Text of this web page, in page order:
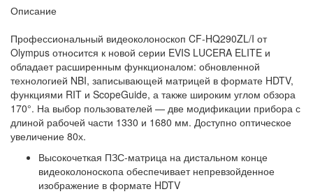
Описание
Профессиональный видеоколоноскоп CF-HQ290ZL/I от
Olympus относится к новой серии EVIS LUCERA ELITE и
обладает расширенным функционалом: обновленной
технологией NBI, записывающей матрицей в формате HDTV,
функциями RIT и ScopeGuide, а также широким углом обзора
170°. На выбор пользователей — две модификации прибора с
длиной рабочей части 1330 и 1680 мм. Доступно оптическое
увеличение 80х.
Высокочеткая ПЗС-матрица на дистальном конце
видеоколоноскопа обеспечивает непревзойденное
изображение в формате HDTV